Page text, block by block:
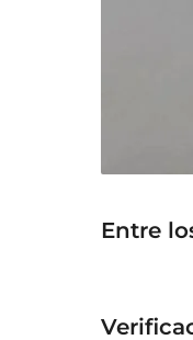
Entre